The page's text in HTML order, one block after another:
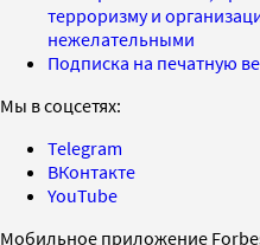
терроризму и
нежелательными
Подписка на печатную
Мы в соцсетях:
Telegram
ВКонтакте
YouTube
Мобильное приложение